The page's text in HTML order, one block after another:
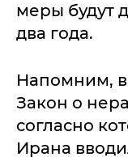
меры будут
два года.
Напомним, в
Закон о
согласно
Ирана